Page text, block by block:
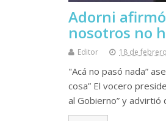
Adorni afirmó
nosotros no
Editor 18 de
"Acá no pasó nada”
cosa” El vocero
al Gobierno” y advirtió